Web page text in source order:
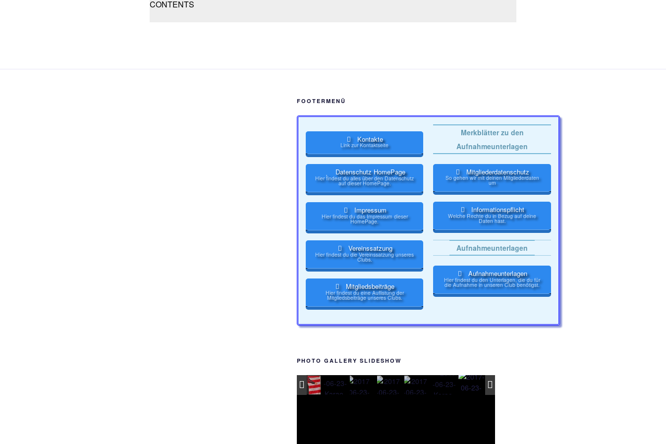
CONTENTS
FOOTERMENÜ
Kontakte
Link zur Kontaktseite
Datenschutz HomePage
Hier findest du alles über den Datenschutz
auf dieser HomePage.
Impressum
Hier findest du das Impressum dieser
HomePage.
Vereinssatzung
Hier findest du die Vereinssatzung unseres
Clubs.
Mitgliedsbeiträge
Hier findest du eine Auflistung der
Mitgliedsbeiträge unseres Clubs.
Merkblätter zu den
Aufnahmeunterlagen
Mitgliederdatenschutz
So gehen wir mit deinen Mitgliederdaten
um
Informationspflicht
Welche Rechte du in Bezug auf deine
Daten hast.
Aufnahmeunterlagen
Aufnahmeunterlagen
Hier findest du den Unterlagen, die du für
die Aufnahme in unseren Club benötigst.
PHOTO GALLERY SLIDESHOW